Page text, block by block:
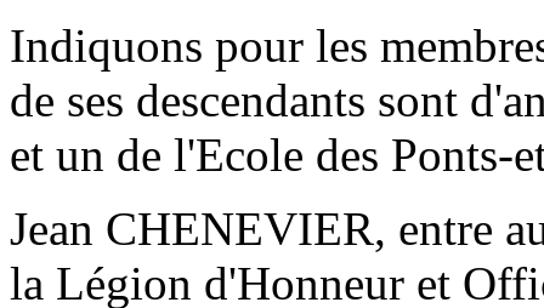
Indiquons pour les
de ses descendants sont
et un de l'Ecole des Ponts-
Jean CHENEVIER, entre
la Légion d'Honneur et